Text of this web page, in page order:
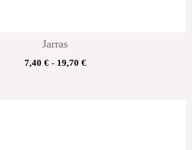
Jarras
7,40 € - 19,70 €